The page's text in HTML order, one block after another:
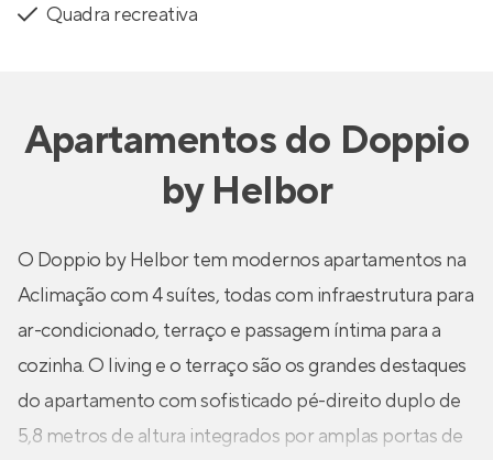
Quadra recreativa
Apartamentosdo Doppio
by Helbor
O Doppio by Helbor tem modernos apartamentos na
Aclimação com 4 suítes, todas com infraestrutura para
ar-condicionado, terraço e passagem íntima para a
cozinha. O living e o terraço são os grandes destaques
do apartamento com sofisticado pé-direito duplo de
5,8 metros de altura integrados por amplas portas de